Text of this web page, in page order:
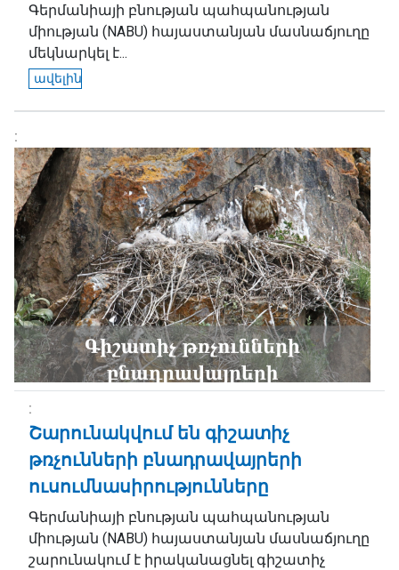
Գերմանիայի բնության պահպանության
միության (NABU) հայաստանյան մասնաճյուղը
մեկնարկել է...
ավելին
Շարունակվում են գիշատիչ
թռչունների բնադրավայրերի
ուսումնասիրությունները
Գերմանիայի բնության պահպանության
միության (NABU) հայաստանյան մասնաճյուղը
շարունակում է իրականացնել գիշատիչ